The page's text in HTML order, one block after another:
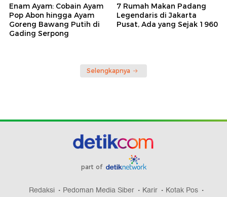
Enam Ayam: Cobain Ayam
Pop Abon hingga Ayam
Goreng Bawang Putih di
Gading Serpong
7 Rumah Makan Padang
Legendaris di Jakarta
Pusat, Ada yang Sejak 1960
Selengkapnya
part of
Redaksi Pedoman Media Siber Karir
Kotak Pos